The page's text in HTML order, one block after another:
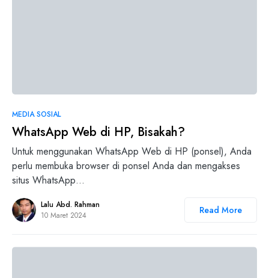
MEDIA SOSIAL
WhatsApp Web di HP, Bisakah?
Untuk menggunakan WhatsApp Web di HP (ponsel), Anda
perlu membuka browser di ponsel Anda dan mengakses
situs WhatsApp…
Lalu Abd. Rahman
10 Maret 2024
Read More